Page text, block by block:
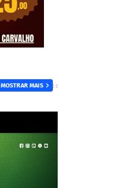
MOSTRAR MAIS